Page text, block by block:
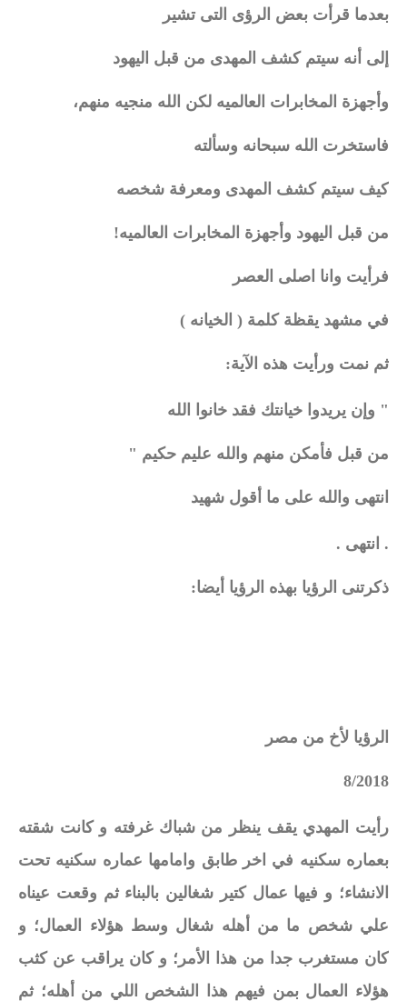
بعدما قرأت بعض الرؤى التى تشير
إلى أنه سيتم كشف المهدى من قبل اليهود
وأجهزة المخابرات العالميه لكن الله منجيه منهم،
فاستخرت الله سبحانه وسألته
كيف سيتم كشف المهدى ومعرفة شخصه
من قبل اليهود وأجهزة المخابرات العالميه!
فرأيت وانا اصلى العصر
في مشهد يقظة كلمة ( الخيانه )
ثم نمت ورأيت هذه الآية:
" وإن يريدوا خيانتك فقد خانوا الله
من قبل فأمكن منهم والله عليم حكيم "
انتهى والله على ما أقول شهيد
. انتهى .
ذكرتنى الرؤيا بهذه الرؤيا أيضا:
الرؤيا لأخ من مصر
8/2018
رأيت المهدي يقف ينظر من شباك غرفته و كانت شقته
بعماره سكنيه في اخر طابق وامامها عماره سكنيه تحت
الانشاء؛ و فيها عمال كتير شغالين بالبناء ثم وقعت عيناه
علي شخص ما من أهله شغال وسط هؤلاء العمال؛ و
كان مستغرب جدا من هذا الأمر؛ و كان يراقب عن كثب
هؤلاء العمال بمن فيهم هذا الشخص اللي من أهله؛ ثم